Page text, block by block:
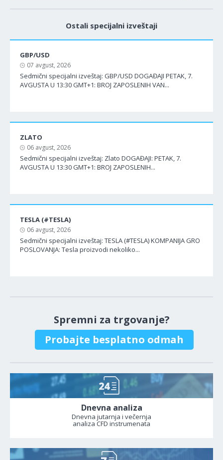
Ostali specijalni izveštaji
GBP/USD
07 avgust, 2026
Sedmični specijalni izveštaj: GBP/USD DOGAĐAJI PETAK, 7.
AVGUSTA U 13:30 GMT+1: BROJ ZAPOSLENIH VAN...
ZLATO
06 avgust, 2026
Sedmični specijalni izveštaj: Zlato DOGAĐAJI: PETAK, 7.
AVGUSTA U 13:30 GMT+1: BROJ ZAPOSLENIH...
TESLA (#TESLA)
06 avgust, 2026
Sedmični specijalni izveštaj: TESLA (#TESLA) KOMPANIJA GRO
POSLOVANJA: Tesla proizvodi nekoliko...
Spremni za trgovanje?
Probajte besplatno odmah
Dnevna analiza
Dnevna jutarnja i večernja
analiza CFD instrumenata